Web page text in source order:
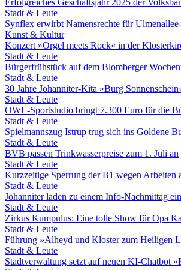
Erfolgreiches Geschäftsjahr 2025 der
Stadt & Leute
Synflex erwirbt Namensrechte für
Kunst & Kultur
Konzert »Orgel meets Rock« in der
Stadt & Leute
Bürgerfrühstück auf dem Blomberger
Stadt & Leute
30 Jahre Johanniter-Kita »Burg
Stadt & Leute
OWL-Sportstudio bringt 7.300 Euro für die
Stadt & Leute
Spielmannszug Istrup trug sich ins Goldene
Stadt & Leute
BVB passen Trinkwasserpreise zum 1. Juli an
Stadt & Leute
Kurzzeitige Sperrung der B1 wegen Arbeiten
Stadt & Leute
Johanniter laden zu einem Info-Nachmittag ein
Stadt & Leute
Zirkus Kumpulus: Eine tolle Show für Opa
Stadt & Leute
Führung »Alheyd und Kloster zum Heiligen
Stadt & Leute
Stadtverwaltung setzt auf neuen KI-Chatbot